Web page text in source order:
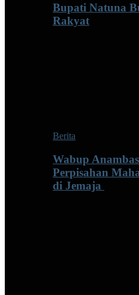
Bupati Natuna
Rakyat
Berita
Wabup
Perpisahan
di Jemaja ‎